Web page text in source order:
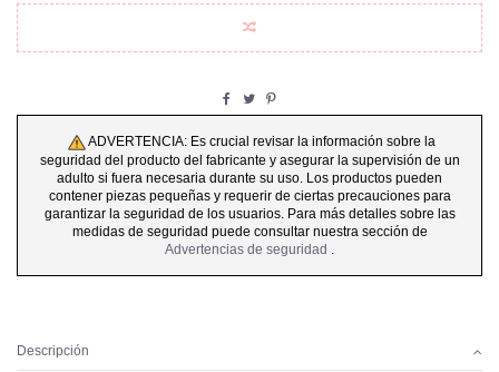
ADVERTENCIA: Es crucial revisar la información sobre la
seguridad del producto del fabricante y asegurar la supervisión de un
adulto si fuera necesaria durante su uso. Los productos pueden
contener piezas pequeñas y requerir de ciertas precauciones para
garantizar la seguridad de los usuarios. Para más detalles sobre las
medidas de seguridad puede consultar nuestra sección de
Advertencias de seguridad
Descripción